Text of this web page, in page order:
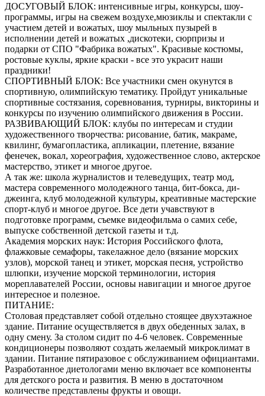
ДОСУГОВЫЙ БЛОК: интенсивные игры, конкурсы, шоу-
программы, игры на свежем воздухе,мюзиклы и спектакли с
участием детей и вожатых, шоу мыльных пузырей в
исполнении детей и вожатых ,дискотеки, сюрпризы и
подарки от СПО "Фабрика вожатых". Красивые костюмы,
ростовые куклы, яркие краски - все это украсит наши
праздники!
СПОРТИВНЫЙ БЛОК: Все участники смен окунутся в
спортивную, олимпийскую тематику. Пройдут уникальные
спортивные состязания, соревнования, турниры, викторины и
конкурсы по изучению олимпийского движения в России.
РАЗВИВАЮЩИЙ БЛОК: клубы по интересам и студии
художественного творчества: рисование, батик, макраме,
квилинг, бумагопластика, апликации, плетение, вязание
фенечек, вокал, хореография, художественное слово, актерское
мастерство, этикет и многое другое.
А так же: школа журналистов и телеведущих, театр мод,
мастера современного молодежного танца, бит-бокса, ди-
джеинга, клуб молодежной культуры, креативные мастерские
спорт-клуб и многое другое. Все дети учавствуют в
подготовке программ, съемке видеофильма о самих себе,
выпуске собственной детской газеты и т.д.
Академия морских наук: История Российского флота,
флажковые семафоры, такелажное дело (вязание морских
узлов), морской танец и этикет, морская песня, устройство
шлюпки, изучение морской терминологии, история
мореплавателей России, основы навигации и многое другое
интересное и полезное.
ПИТАНИЕ:
Столовая представляет собой отдельно стоящее двухэтажное
здание. Питание осуществляется в двух обеденных залах, в
одну смену. За столом сидит по 4-6 человек. Современные
кондиционеры позволяют создать желаемый микроклимат в
здании. Питание пятиразовое с обслуживанием официантами.
Разработанное диетологами меню включает все компоненты
для детского роста и развития. В меню в достаточном
количестве представлены фрукты и овощи.